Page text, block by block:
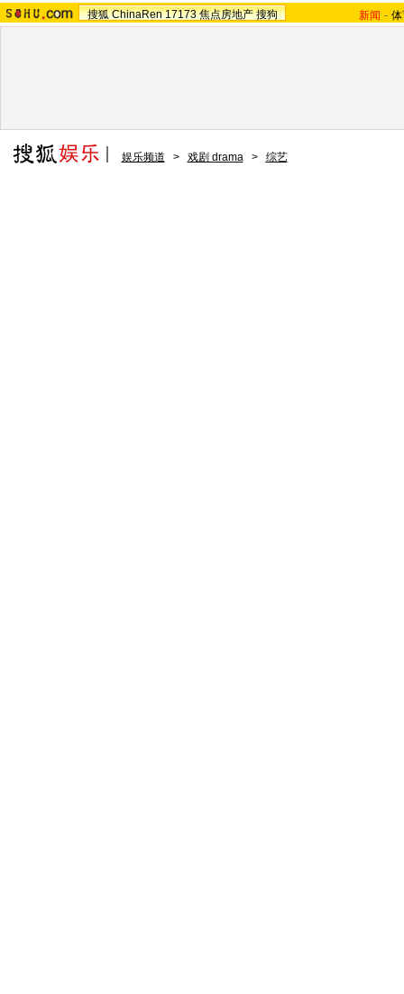
搜狐 ChinaRen 17173 焦点房地产 搜狗 新闻 -
娱乐频道 > 戏剧 drama > 综艺